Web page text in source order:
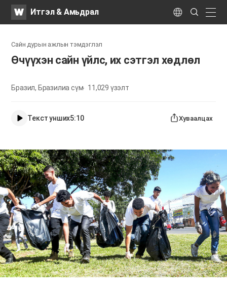
WATVИтгэл & Амьдрал Language
Search
Submit
Сайн дурын ажлын тэмдэглэл
Өчүүхэн сайн үйлс, их сэтгэл хөдлөл
Бразил, Бразилиа сүм 11,029 үзэлт
Текст унших5:10 Хуваалцах